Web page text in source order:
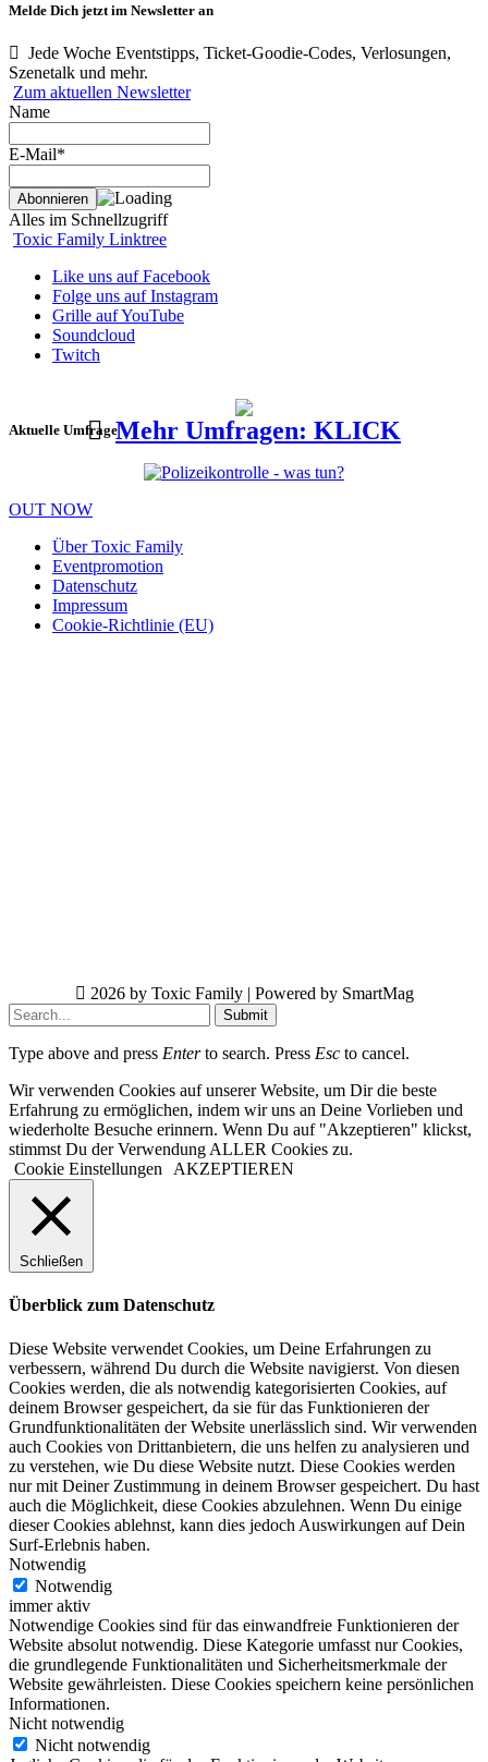
Melde Dich jetzt im Newsletter an
Jede Woche Eventstipps, Ticket-Goodie-Codes, Verlosungen,
Szenetalk und mehr.
Zum aktuellen Newsletter
Name
E-Mail*
Alles im Schnellzugriff
Toxic Family Linktree
Like uns auf Facebook
Folge uns auf Instagram
Grille auf YouTube
Soundcloud
Twitch
Aktuelle UmfrageMehr Umfragen: KLICK
OUT NOW
Über Toxic Family
Eventpromotion
Datenschutz
Impressum
Cookie-Richtlinie (EU)
2026 by Toxic Family | Powered by SmartMag
Submit
Type above and press Enterto search. Press Esc to cancel.
Wir verwenden Cookies auf unserer Website, um Dir die beste
Erfahrung zu ermöglichen, indem wir uns an Deine Vorlieben und
wiederholte Besuche erinnern. Wenn Du auf "Akzeptieren" klickst,
stimmst Du der Verwendung ALLER Cookies zu.
Cookie Einstellungen
AKZEPTIEREN
Schließen
Überblick zum Datenschutz
Diese Website verwendet Cookies, um Deine Erfahrungen zu
verbessern, während Du durch die Website navigierst. Von diesen
Cookies werden, die als notwendig kategorisierten Cookies, auf
deinem Browser gespeichert, da sie für das Funktionieren der
Grundfunktionalitäten der Website unerlässlich sind. Wir verwenden
auch Cookies von Drittanbietern, die uns helfen zu analysieren und
zu verstehen, wie Du diese Website nutzt. Diese Cookies werden
nur mit Deiner Zustimmung in deinem Browser gespeichert. Du hast
auch die Möglichkeit, diese Cookies abzulehnen. Wenn Du einige
dieser Cookies ablehnst, kann dies jedoch Auswirkungen auf Dein
Surf-Erlebnis haben.
Notwendig
Notwendig
immer aktiv
Notwendige Cookies sind für das einwandfreie Funktionieren der
Website absolut notwendig. Diese Kategorie umfasst nur Cookies,
die grundlegende Funktionalitäten und Sicherheitsmerkmale der
Website gewährleisten. Diese Cookies speichern keine persönlichen
Informationen.
Nicht notwendig
Nicht notwendig